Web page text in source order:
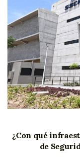
¿Con qué
de